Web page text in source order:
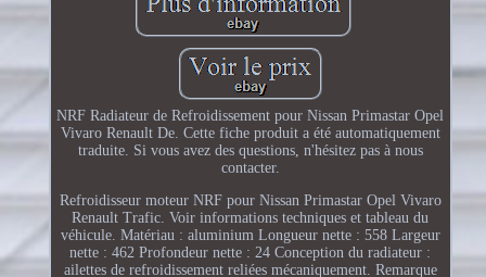
NRF Radiateur de Refroidissement pour Nissan Primastar Opel
Vivaro Renault De. Cette fiche produit a été automatiquement
traduite. Si vous avez des questions, n'hésitez pas à nous
contacter.
Refroidisseur moteur NRF pour Nissan Primastar Opel Vivaro
Renault Trafic. Voir informations techniques et tableau du
véhicule. Matériau : aluminium Longueur nette : 558 Largeur
nette : 462 Profondeur nette : 24 Conception du radiateur :
ailettes de refroidissement reliées mécaniquement. Remarque